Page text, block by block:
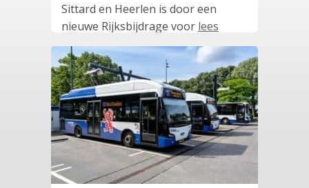
Sittard en Heerlen is door een
nieuwe Rijksbijdrage voor lees
meer…